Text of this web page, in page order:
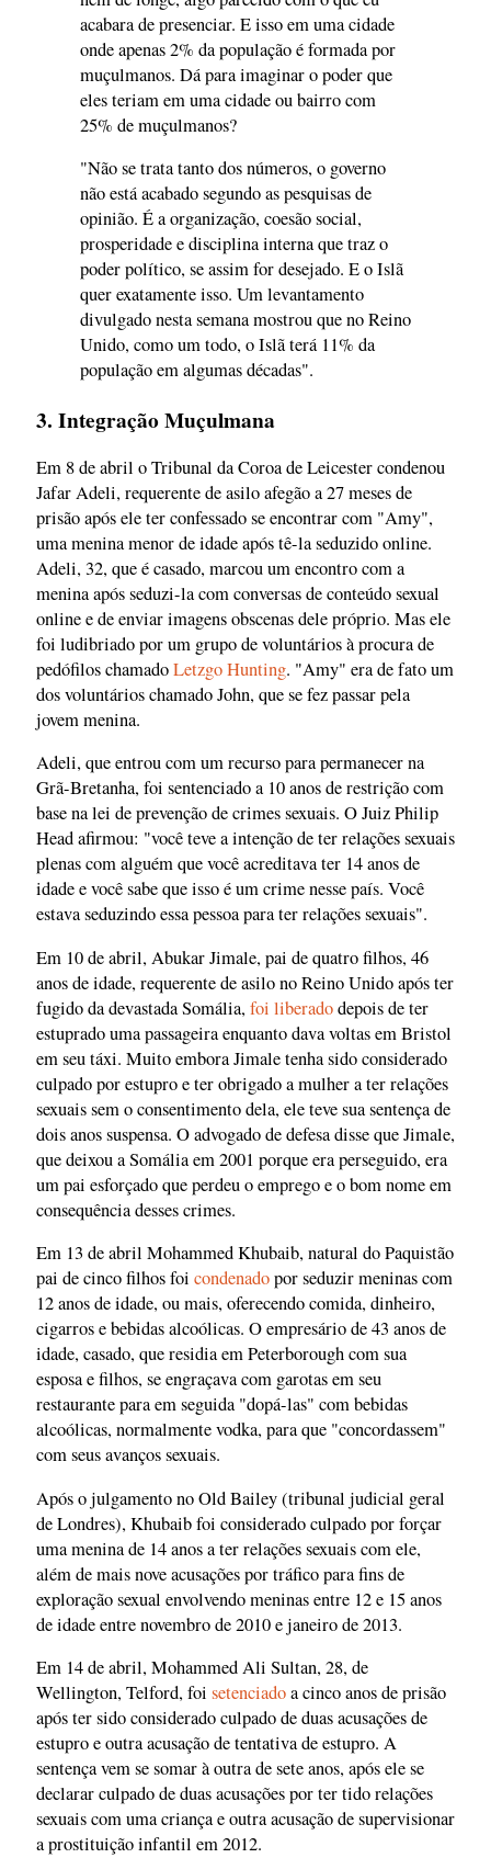
acabara de presenciar. E isso em uma cidade
onde apenas 2% da população é formada por
muçulmanos. Dá para imaginar o poder que
eles teriam em uma cidade ou bairro com
25% de muçulmanos?
"Não se trata tanto dos números, o governo
não está acabado segundo as pesquisas de
opinião. É a organização, coesão social,
prosperidade e disciplina interna que traz o
poder político, se assim for desejado. E o Islã
quer exatamente isso. Um levantamento
divulgado nesta semana mostrou que no Reino
Unido, como um todo, o Islã terá 11% da
população em algumas décadas".
3. Integração Muçulmana
Em 8 de abril o Tribunal da Coroa de Leicester condenou
Jafar Adeli, requerente de asilo afegão a 27 meses de
prisão após ele ter confessado se encontrar com "Amy",
uma menina menor de idade após tê-la seduzido online.
Adeli, 32, que é casado, marcou um encontro com a
menina após seduzi-la com conversas de conteúdo sexual
online e de enviar imagens obscenas dele próprio. Mas ele
foi ludibriado por um grupo de voluntários à procura de
pedófilos chamadoLetzgo Hunting. "Amy" era de fato um
dos voluntários chamado John, que se fez passar pela
jovem menina.
Adeli, que entrou com um recurso para permanecer na
Grã-Bretanha, foi sentenciado a 10 anos de restrição com
base na lei de prevenção de crimes sexuais. O Juiz Philip
Head afirmou: "você teve a intenção de ter relações sexuais
plenas com alguém que você acreditava ter 14 anos de
idade e você sabe que isso é um crime nesse país. Você
estava seduzindo essa pessoa para ter relações sexuais".
Em 10 de abril, Abukar Jimale, pai de quatro filhos, 46
anos de idade, requerente de asilo no Reino Unido após ter
fugido da devastada Somália,foi liberadodepois de ter
estuprado uma passageira enquanto dava voltas em Bristol
em seu táxi. Muito embora Jimale tenha sido considerado
culpado por estupro e ter obrigado a mulher a ter relações
sexuais sem o consentimento dela, ele teve sua sentença de
dois anos suspensa. O advogado de defesa disse que Jimale,
que deixou a Somália em 2001 porque era perseguido, era
um pai esforçado que perdeu o emprego e o bom nome em
consequência desses crimes.
Em 13 de abril Mohammed Khubaib, natural do Paquistão
pai de cinco filhos foi condenadopor seduzir meninas com
12 anos de idade, ou mais, oferecendo comida, dinheiro,
cigarros e bebidas alcoólicas. O empresário de 43 anos de
idade, casado, que residia em Peterborough com sua
esposa e filhos, se engraçava com garotas em seu
restaurante para em seguida "dopá-las" com bebidas
alcoólicas, normalmente vodka, para que "concordassem"
com seus avanços sexuais.
Após o julgamento no Old Bailey (tribunal judicial geral
de Londres), Khubaib foi considerado culpado por forçar
uma menina de 14 anos a ter relações sexuais com ele,
além de mais nove acusações por tráfico para fins de
exploração sexual envolvendo meninas entre 12 e 15 anos
de idade entre novembro de 2010 e janeiro de 2013.
Em 14 de abril, Mohammed Ali Sultan, 28, de
Wellington, Telford, foi setenciadoa cinco anos de prisão
após ter sido considerado culpado de duas acusações de
estupro e outra acusação de tentativa de estupro. A
sentença vem se somar à outra de sete anos, após ele se
declarar culpado de duas acusações por ter tido relações
sexuais com uma criança e outra acusação de supervisionar
a prostituição infantil em 2012.